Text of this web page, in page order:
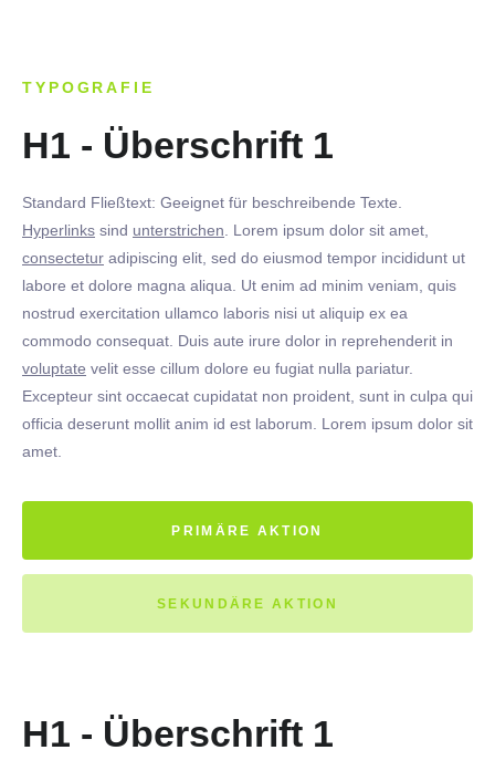
TYPOGRAFIE
H1 - Überschrift 1
Standard Fließtext: Geeignet für beschreibende Texte.
Hyperlinks sind unterstrichen . Lorem ipsum dolor sit amet,
consectetur adipiscing elit, sed do eiusmod tempor incididunt ut
labore et dolore magna aliqua. Ut enim ad minim veniam, quis
nostrud exercitation ullamco laboris nisi ut aliquip ex ea
commodo consequat. Duis aute irure dolor in reprehenderit in
voluptate velit esse cillum dolore eu fugiat nulla pariatur.
Excepteur sint occaecat cupidatat non proident, sunt in culpa qui
officia deserunt mollit anim id est laborum. Lorem ipsum dolor sit
amet.
PRIMÄRE AKTION
SEKUNDÄRE AKTION
H1 - Überschrift 1